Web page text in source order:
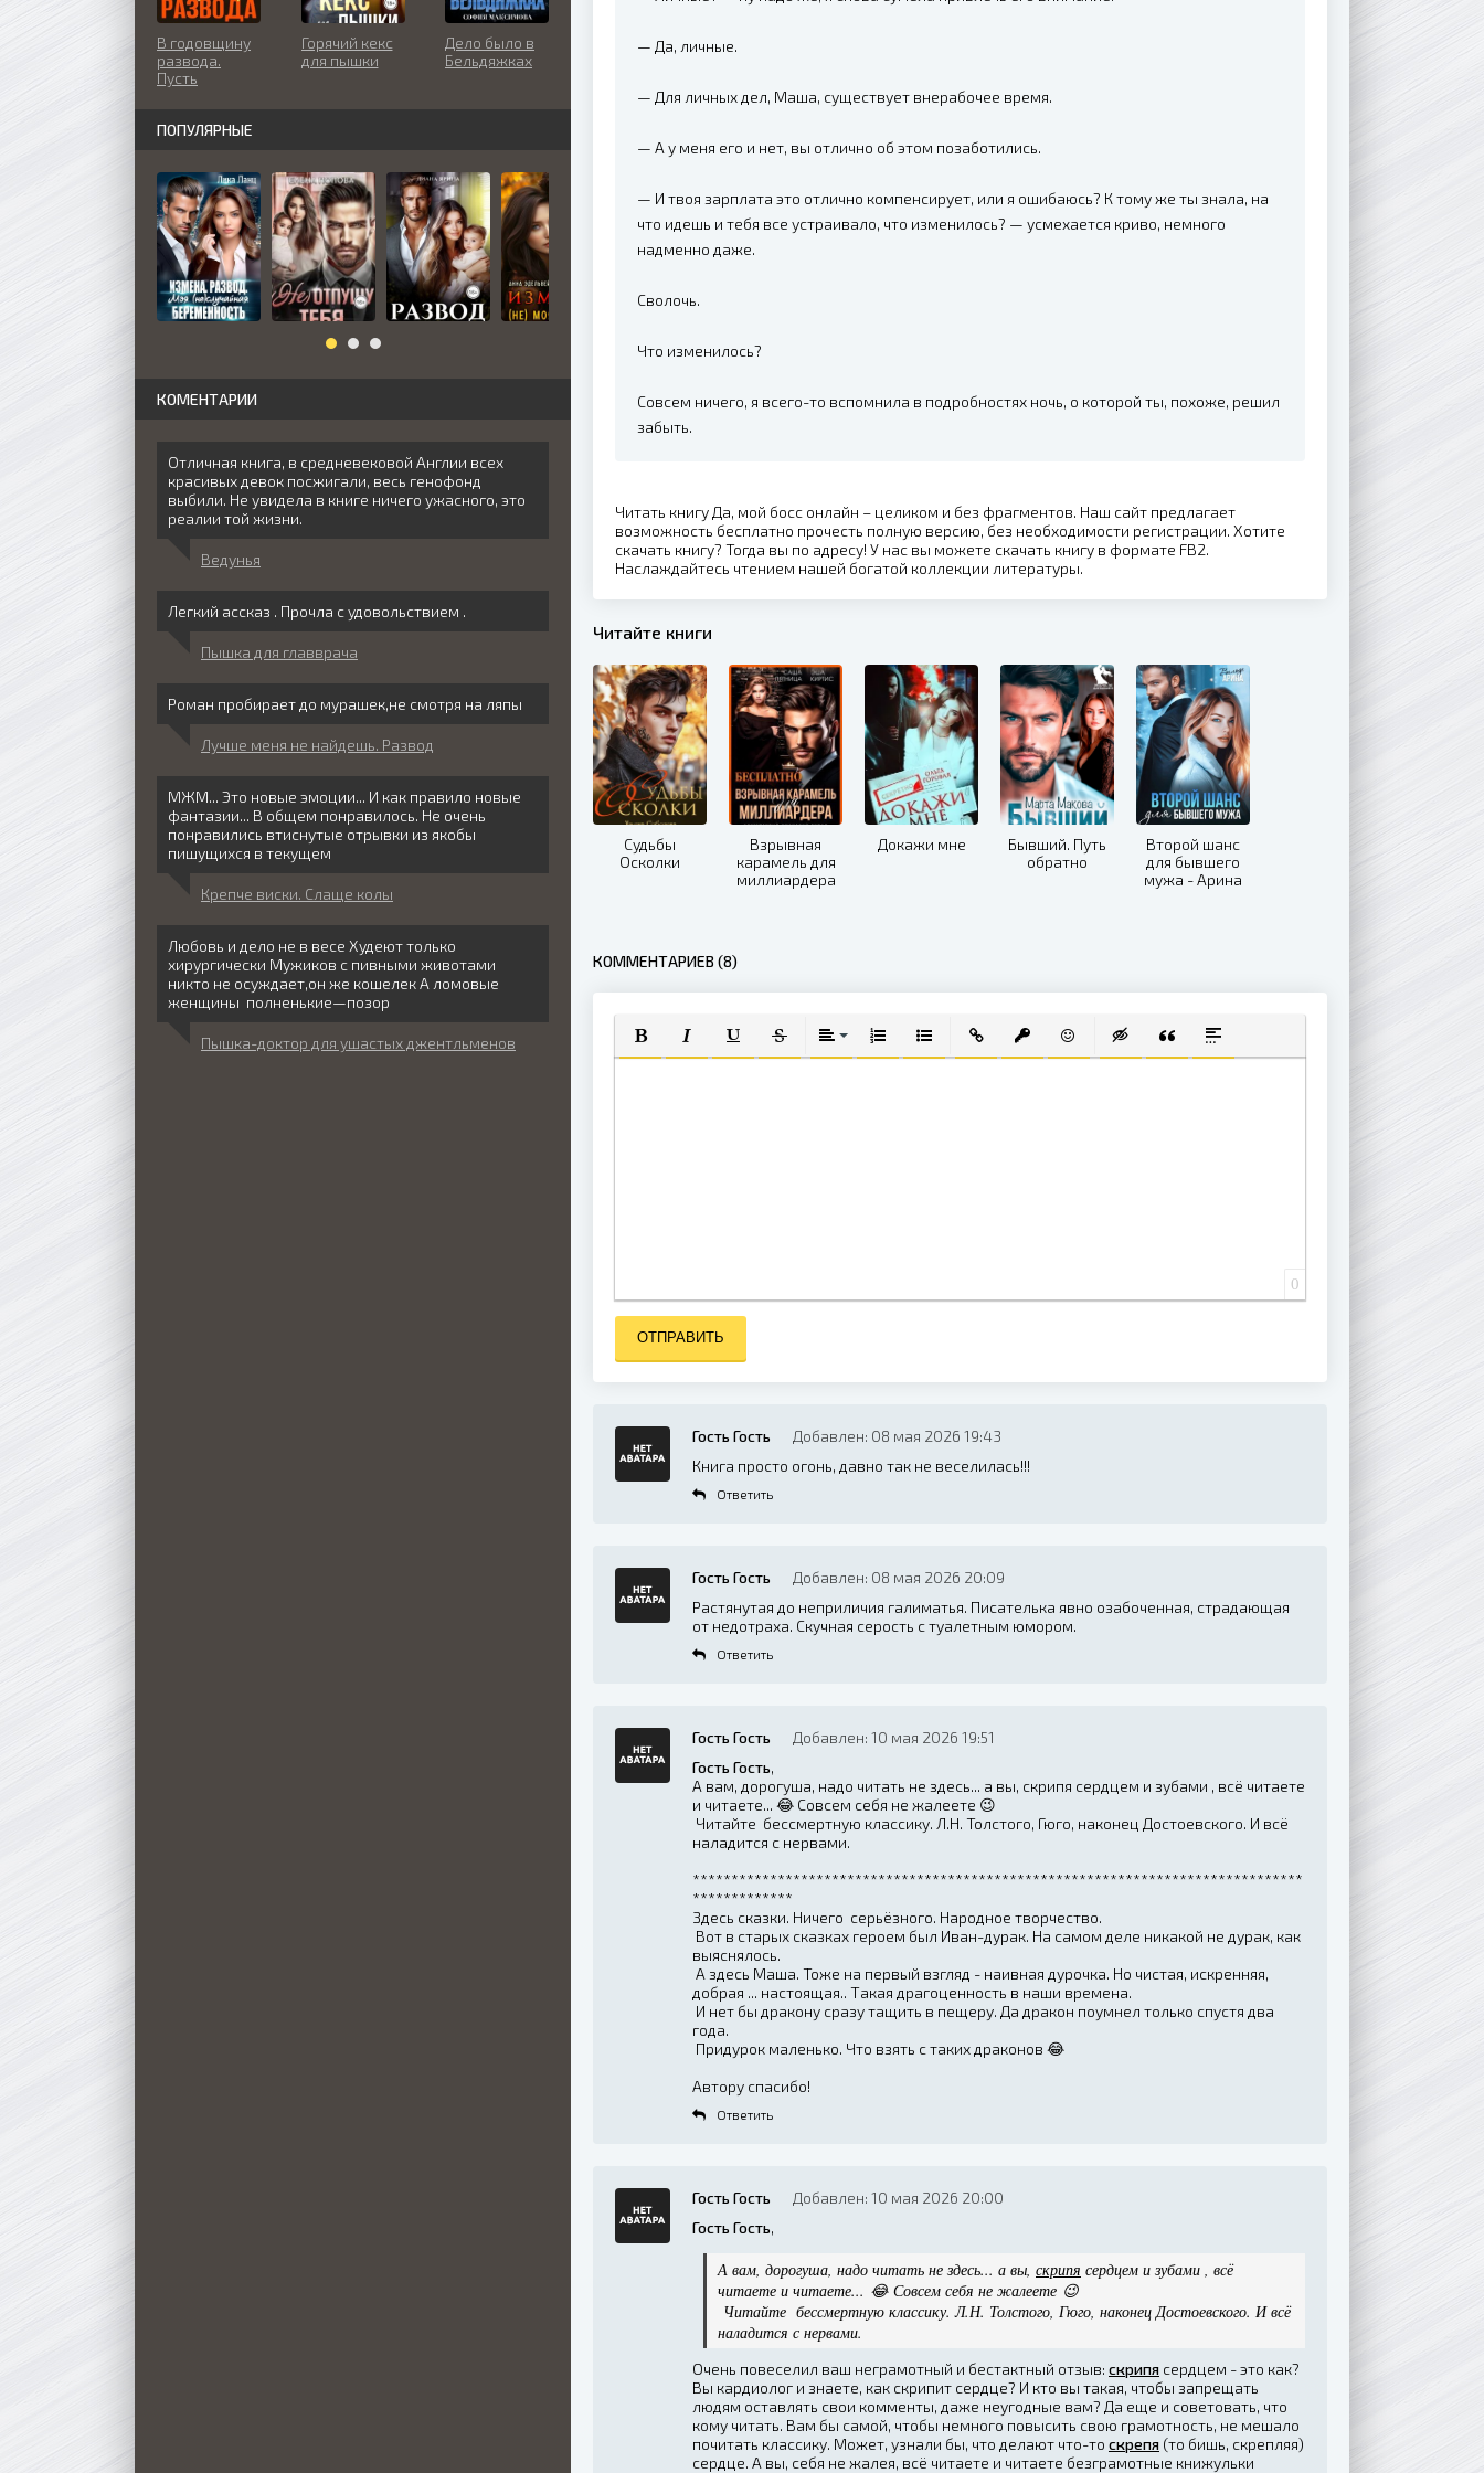
— Да, личные.
— Для личных дел, Маша, существует внерабочее время.
— А у меня его и нет, вы отлично об этом позаботились.
— И твоя зарплата это отлично компенсирует, или я ошибаюсь? К тому же ты знала, на
что идешь и тебя все устраивало, что изменилось? — усмехается криво, немного
надменно даже.
Сволочь.
Что изменилось?
Совсем ничего, я всего-то вспомнила в подробностях ночь, о которой ты, похоже, решил
забыть.
Читать книгу Да, мой босс онлайн – целиком и без фрагментов. Наш сайт предлагает
возможность бесплатно прочесть полную версию, без необходимости регистрации. Хотите
скачать книгу? Тогда вы по адресу! У нас вы можете скачать книгу в формате FB2.
Наслаждайтесь чтением нашей богатой коллекции литературы.
Читайте книги
Судьбы
Осколки
Взрывная
карамель для
миллиардера
Докажи мне
Бывший. Путь
обратно
Второй шанс
для бывшего
мужа - Арина
КОММЕНТАРИЕВ (8)
ПОЛУЖИРНЫЙ
КУРСИВПОДЧЕРКНУТЫЙ
ЗАЧЕРКНУТЫЙВЫРАВНИВАНИЕ
НУМЕРОВАННЫЙ СПИСОК
МАРКИРОВАННЫЙ СПИСОК
ВСТАВИТЬ ССЫЛКУ
ВСТАВИТЬ ЗАЩИЩЕННУЮ ССЫЛКУ
ВСТАВИТЬ СМАЙЛИК
ВСТАВКА СКРЫТОГО ТЕКСТА
ВСТАВКА ЦИТАТЫ
ВСТАВКА СПОЙЛЕРА
0
ОТПРАВИТЬ
Гость Гость
Добавлен: 08 мая 2026 19:43
Книга просто огонь, давно так не веселилась!!!
Ответить
Гость Гость
Добавлен: 08 мая 2026 20:09
Растянутая до неприличия галиматья. Писателька явно озабоченная, страдающая
от недотраха. Скучная серость с туалетным юмором.
Ответить
Гость Гость
Добавлен: 10 мая 2026 19:51
Гость Гость,
А вам, дорогуша, надо читать не здесь... а вы, скрипя сердцем и зубами , всё читаете
и читаете... 😂 Совсем себя не жалеете 😉
Читайте бессмертную классику. Л.Н. Толстого, Гюго, наконец Достоевского. И всё
наладится с нервами.
*******************************************************************************
*************
Здесь сказки. Ничего серьёзного. Народное творчество.
Вот в старых сказках героем был Иван-дурак. На самом деле никакой не дурак, как
выяснялось.
А здесь Маша. Тоже на первый взгляд - наивная дурочка. Но чистая, искренняя,
добрая ... настоящая.. Такая драгоценность в наши времена.
И нет бы дракону сразу тащить в пещеру. Да дракон поумнел только спустя два
года.
Придурок маленько. Что взять с таких драконов 😂
Автору спасибо!
Ответить
Гость Гость
Добавлен: 10 мая 2026 20:00
Гость Гость,
А вам, дорогуша, надо читать не здесь... а вы, скрипя сердцем и зубами , всё
читаете и читаете... 😂 Совсем себя не жалеете 😉
Читайте бессмертную классику. Л.Н. Толстого, Гюго, наконец Достоевского. И всё
наладится с нервами.
Очень повеселил ваш неграмотный и бестактный отзыв: скрипя сердцем - это как?
Вы кардиолог и знаете, как скрипит сердце? И кто вы такая, чтобы запрещать
людям оставлять свои комменты, даже неугодные вам? Да еще и советовать, что
кому читать. Вам бы самой, чтобы немного повысить свою грамотность, не мешало
почитать классику. Может, узнали бы, что делают что-то скрепя (то бишь, скрепляя)
сердце. А вы, себя не жалея, всё читаете и читаете безграмотные книжульки
В годовщину
развода.
Пусть
пожары
Горячий кекс
для пышки
Дело было в
Бельдяжках
ПОПУЛЯРНЫЕ
КОМЕНТАРИИ
Отличная книга, в средневековой Англии всех
красивых девок посжигали, весь генофонд
выбили. Не увидела в книге ничего ужасного, это
реалии той жизни.
Ведунья
Легкий ассказ . Прочла с удовольствием .
Пышка для главврача
Роман пробирает до мурашек,не смотря на ляпы
Лучше меня не найдешь. Развод
МЖМ... Это новые эмоции... И как правило новые
фантазии... В общем понравилось. Не очень
понравились втиснутые отрывки из якобы
пишущихся в текущем
Крепче виски. Слаще колы
Любовь и дело не в весе Худеют только
хирургически Мужиков с пивными животами
никто не осуждает,он же кошелек А ломовые
женщины полненькие—позор
Пышка-доктор для ушастых джентльменов